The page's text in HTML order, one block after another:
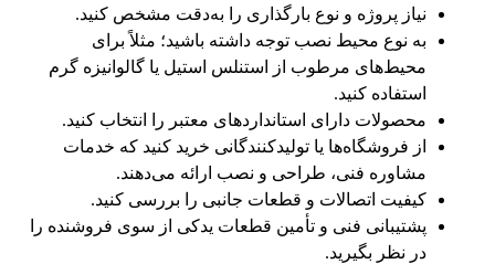
نیاز پروژه و نوع بارگذاری را به‌دقت مشخص کنید.
به نوع محیط نصب توجه داشته باشید؛ مثلاً برای
محیط‌های مرطوب از استنلس استیل یا گالوانیزه گرم
استفاده کنید.
محصولات دارای استانداردهای معتبر را انتخاب کنید.
از فروشگاه‌ها یا تولیدکنندگانی خرید کنید که خدمات
مشاوره فنی، طراحی و نصب ارائه می‌دهند.
کیفیت اتصالات و قطعات جانبی را بررسی کنید.
پشتیبانی فنی و تأمین قطعات یدکی از سوی فروشنده را
در نظر بگیرید.